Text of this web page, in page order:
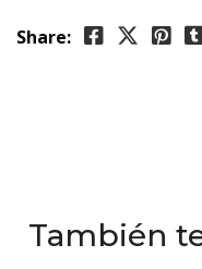
Share:
También